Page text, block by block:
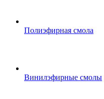
Полиэфирная смола
Винилэфирные смолы